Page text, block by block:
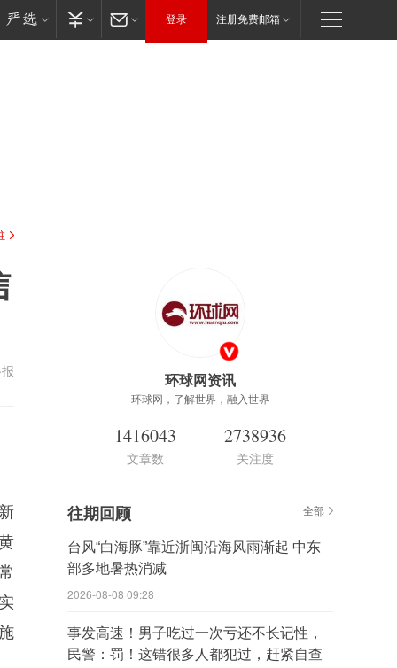
登录 注册免费邮箱
环球网资讯
环球网，了解世界，融入世界
1416043
文章数
2738936
关注度
往期回顾 全部
台风“白海豚”靠近浙闽沿海风雨渐起 中东
部多地暑热消减
2026-08-08 09:28
事发高速！男子吃过一次亏还不长记性，
民警：罚！这错很多人都犯过，赶紧自查